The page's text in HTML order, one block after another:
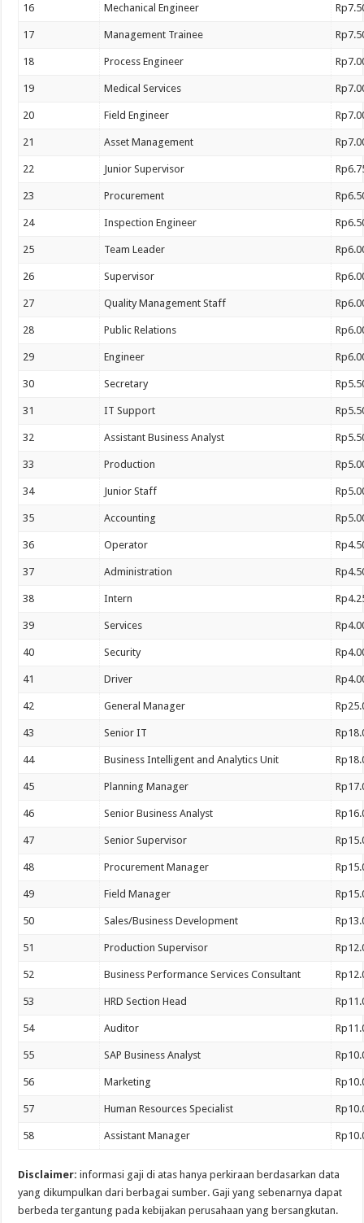
16 Mechanical Engineer
17 Management Trainee
18 Process Engineer
19 Medical Services
20 Field Engineer
21 Asset Management
22 Junior Supervisor
23 Procurement
24 Inspection Engineer
25 Team Leader
26 Supervisor
27 Quality Management Staff
28 Public Relations
29 Engineer
30 Secretary
31 IT Support
32 Assistant Business Analyst
33 Production
34 Junior Staff
35 Accounting
36 Operator
37 Administration
38 Intern
39 Services
40 Security
41 Driver
42 General Manager
43 Senior IT
44 Business Intelligent and Analytics Unit
45 Planning Manager
46 Senior Business Analyst
47 Senior Supervisor
48 Procurement Manager
49 Field Manager
50 Sales/Business Development
51 Production Supervisor
52 Business Performance Services Consultant
53 HRD Section Head
54 Auditor
55 SAP Business Analyst
56 Marketing
57 Human Resources Specialist
58 Assistant Manager
Disclaimer: informasi gaji di atas hanya perkiraan berdasarkan data
yang dikumpulkan dari berbagai sumber. Gaji yang sebenarnya dapat
berbeda tergantung pada kebijakan perusahaan yang bersangkutan.